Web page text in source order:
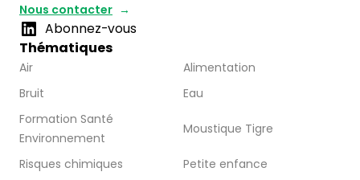
Nous contacter
Abonnez-vous
Thématiques
Air
Alimentation
Bruit
Eau
Formation Santé
Environnement
Moustique Tigre
Risques chimiques
Petite enfance